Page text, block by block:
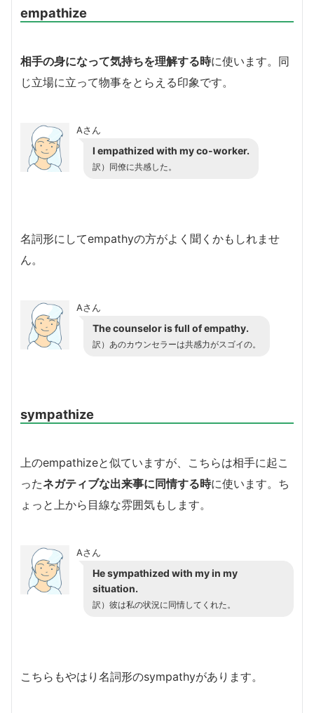
empathize
相手の身になって気持ちを理解する時に使います。同
じ立場に立って物事をとらえる印象です。
Aさん
I empathized with my co-worker.
訳）同僚に共感した。
名詞形にしてempathyの方がよく聞くかもしれませ
ん。
Aさん
The counselor is full of empathy.
訳）あのカウンセラーは共感力がスゴイの。
sympathize
上のempathizeと似ていますが、こちらは相手に起こ
ったネガティブな出来事に同情する時に使います。ち
ょっと上から目線な雰囲気もします。
Aさん
He sympathized with my in my
situation.
訳）彼は私の状況に同情してくれた。
こちらもやはり名詞形のsympathyがあります。